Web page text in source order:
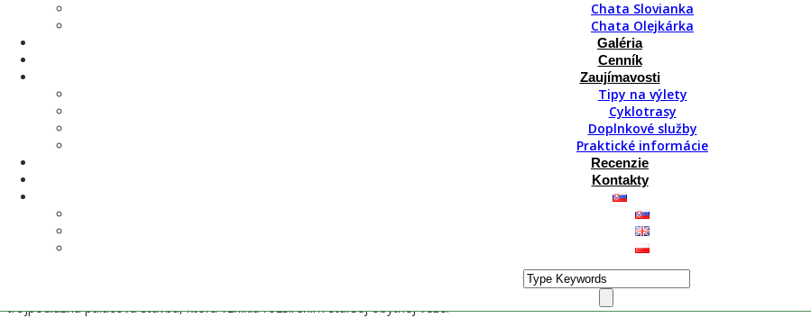
Chata Slovianka
Chata Olejkárka
Galéria
Cenník
Zaujímavosti
Tipy na výlety
Cyklotrasy
Doplnkové služby
Praktické informácie
Recenzie
Kontakty
Cestou sa zastavte a oddýchnite si pri Kaplnke svätej Margity Uhorskej, ktorú v roku 2010 opravili. Ďalšou peknou zastávkou je
Malý Kriváň, Veľký Kriváň, Lysec, Tlstá a Ostrá. Ďalekohľadom uvidíte aj Blatnický a Sklabinský hrad. K zrúcanine hradu Zniev, odkiaľ je
História Znievskeho hradu
Hrad Zniev alebo Turčiansky hrad sa prvýkrát spomína v listine, ktorú vydal uhorský kráľ Belo IV. v roku 1243 ako „castrum Turus“. Od
preto sa nazýva Turčiansky. Sídlil tu tzv. Turčiansky komitát, ktorý spadal pod Zvolenskú župu. Po osamostatnení Turčianskej stolice
Hrad bol dvojdielny s murovaným kamenným opevnením. Jeho dominantou bol pozdĺžny vežovitý palác obklopený hradbou.
Ďalší osud hradu v 15. a na začiatku 16. storočia poznačili vojenské udalosti spojené s mocenskými bojmi o uhorský trón. Pri ťažení
1532 bol hrad spolu s kláštorom dobytý a ťažko poškodený. Vtedy bola zničená a už neobnovená horná časť hradu, dolný hrad aj
trojpodlažná palácová stavba, ktorá vznikla rozšírením staršej obytnej veže.